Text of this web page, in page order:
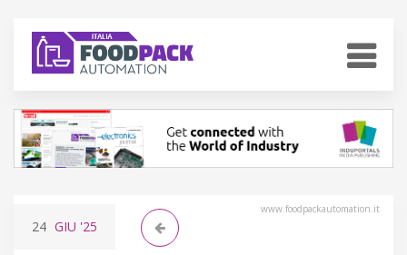
www.foodpackautomation.it
24 GIU '25